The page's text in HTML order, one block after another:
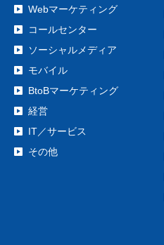
Webマーケティング
コールセンター
ソーシャルメディア
モバイル
BtoBマーケティング
経営
IT／サービス
その他